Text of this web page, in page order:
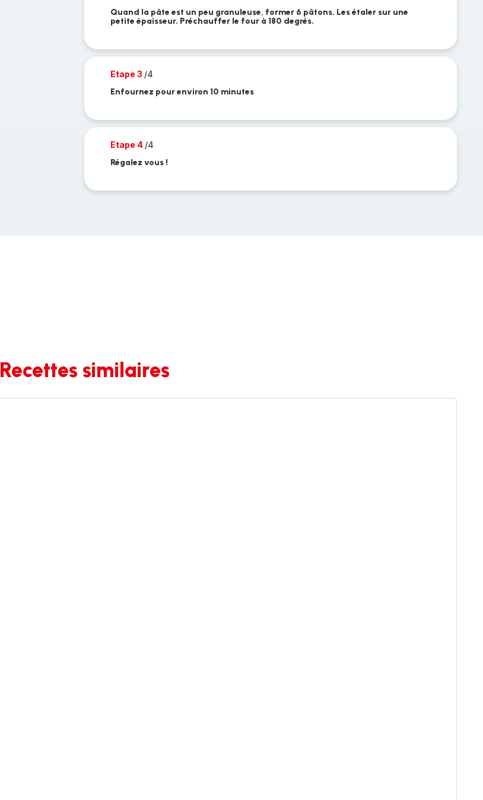
Quand la pâte est un peu granuleuse, former 6 pâtons. Les étaler sur une
petite épaisseur. Préchauffer le four à 180 degrés.
Etape 3 /4
Enfournez pour environ 10 minutes
Etape 4 /4
Régalez vous !
Recettes similaires